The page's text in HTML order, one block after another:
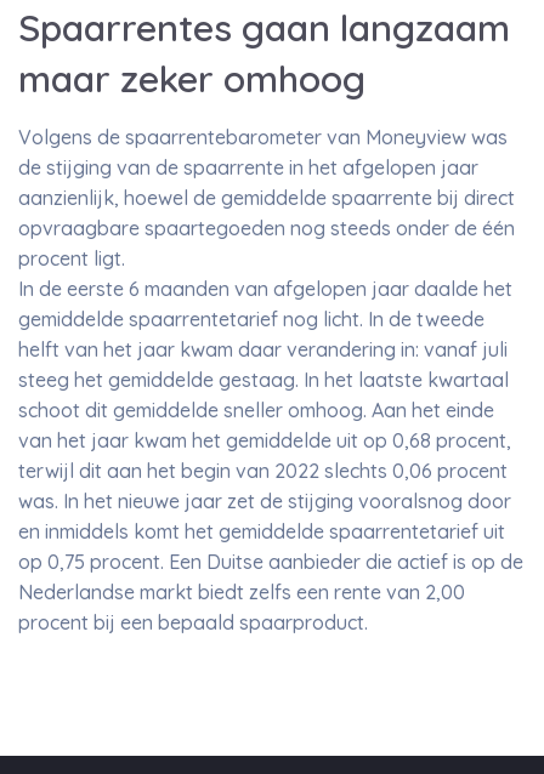
Spaarrentes gaan langzaam
maar zeker omhoog
Volgens de spaarrentebarometer van Moneyview was
de stijging van de spaarrente in het afgelopen jaar
aanzienlijk, hoewel de gemiddelde spaarrente bij direct
opvraagbare spaartegoeden nog steeds onder de één
procent ligt.
In de eerste 6 maanden van afgelopen jaar daalde het
gemiddelde spaarrentetarief nog licht. In de tweede
helft van het jaar kwam daar verandering in: vanaf juli
steeg het gemiddelde gestaag. In het laatste kwartaal
schoot dit gemiddelde sneller omhoog. Aan het einde
van het jaar kwam het gemiddelde uit op 0,68 procent,
terwijl dit aan het begin van 2022 slechts 0,06 procent
was. In het nieuwe jaar zet de stijging vooralsnog door
en inmiddels komt het gemiddelde spaarrentetarief uit
op 0,75 procent. Een Duitse aanbieder die actief is op de
Nederlandse markt biedt zelfs een rente van 2,00
procent bij een bepaald spaarproduct.